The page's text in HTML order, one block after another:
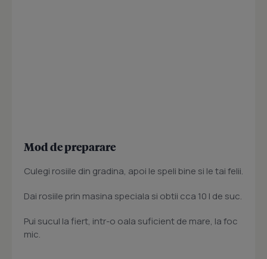
Mod de preparare
Culegi rosiile din gradina, apoi le speli bine si le tai felii.
Dai rosiile prin masina speciala si obtii cca 10 l de suc.
Pui sucul la fiert, intr-o oala suficient de mare, la foc
mic.